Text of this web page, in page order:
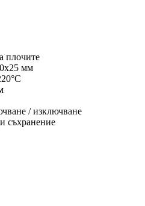
плочите
мм
/ изключване
съхранение